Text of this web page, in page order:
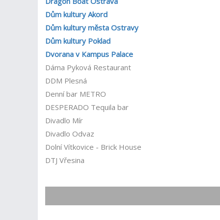
Dům kultury Akord
Dům kultury města Ostravy
Dům kultury Poklad
Dvorana v Kampus Palace
Dáma Pyková Restaurant
DDM Plesná
Denní bar METRO
DESPERADO Tequila bar
Divadlo Mír
Divadlo Odvaz
Dolní Vítkovice - Brick House
DTJ Vřesina